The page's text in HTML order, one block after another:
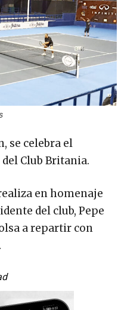
se celebra el
Club Britania.
en homenaje
del club, Pepe
a repartir con